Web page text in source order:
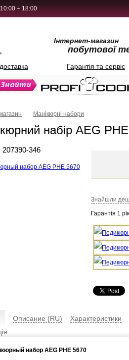
– 18:00
Інтернет-магазин
побутової
Гарантія та сервіс
Манікюрні набори
набір AEG
207390-346
Знайшли
Гарантія 1 рік
Описание (RU) Характеристики
набор AEG PHE 5670